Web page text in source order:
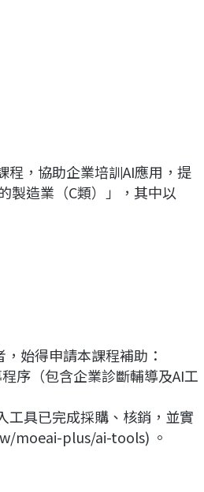
程，協助企業培訓AI應用，提
製造業（C類）」，其中以
始得申請本課程補助：
序（包含企業診斷輔導及AI工
工具已完成採購、核銷，並實
moeai-plus/ai-tools) 。